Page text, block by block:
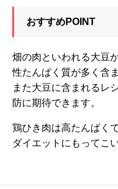
おすすめPOINT
畑の肉といわれる大豆
性たんぱく質が多く含
また大豆に含まれるレ
防に期待できます。
鶏ひき肉は高たんぱく
ダイエットにもってこ